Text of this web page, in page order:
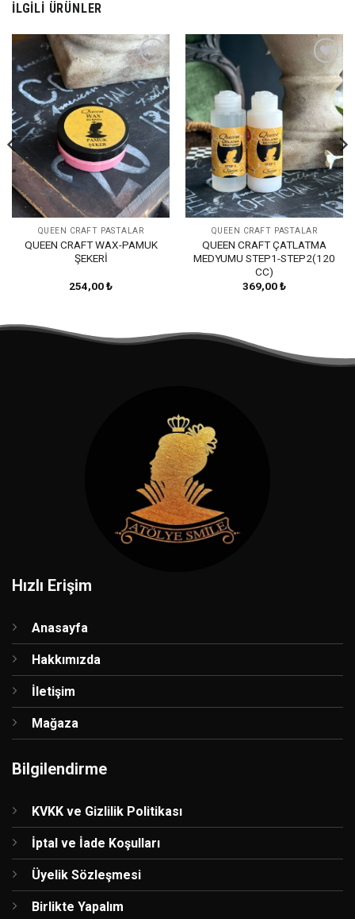
İLGILI ÜRÜNLER
Favorilerime
Ekle
QUEEN CRAFT PASTALAR
QUEEN CRAFT WAX-PAMUK
ŞEKERİ
254,00₺
Favorilerime
Ekle
QUEEN CRAFT PASTALAR
QUEEN CRAFT ÇATLATMA
MEDYUMU STEP1-STEP2(120
CC)
369,00₺
Hızlı Erişim
Anasayfa
Hakkımızda
İletişim
Mağaza
Bilgilendirme
KVKK ve Gizlilik Politikası
İptal ve İade Koşulları
Üyelik Sözleşmesi
Birlikte Yapalım